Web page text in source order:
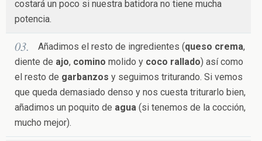
costará un poco si nuestra batidora no tiene mucha
potencia.
Añadimos el resto de ingredientes (queso crema,
diente de ajo, comino molido y coco rallado) así como
el resto de garbanzos y seguimos triturando. Si vemos
que queda demasiado denso y nos cuesta triturarlo bien,
añadimos un poquito de agua (si tenemos de la cocción,
mucho mejor).